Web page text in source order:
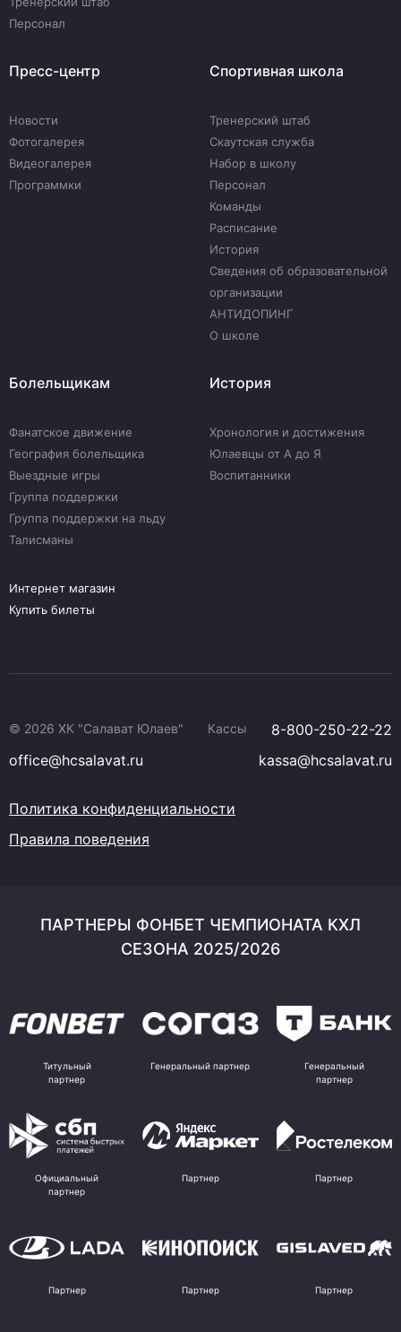
Персонал
Пресс-центр
Новости
Фотогалерея
Видеогалерея
Программки
Спортивная школа
Тренерский штаб
Скаутская служба
Набор в школу
Персонал
Команды
Расписание
История
Сведения об образовательной
организации
АНТИДОПИНГ
О школе
Болельщикам
Фанатское движение
География болельщика
Выездные игры
Группа поддержки
Группа поддержки на льду
Талисманы
История
Хронология и достижения
Юлаевцы от А до Я
Воспитанники
Интернет магазин
Купить билеты
© 2026 ХК "Салават Юлаев" Кассы
8-800-250-22-22
office@hcsalavat.ru
kassa@hcsalavat.ru
Политика конфиденциальности
Правила поведения
ПАРТНЕРЫ ФОНБЕТ ЧЕМПИОНАТА КХЛ
СЕЗОНА 2025/2026
Титульный
партнер
Генеральный партнер
Генеральный
партнер
Официальный
партнер
Партнер Партнер
Партнер Партнер Партнер